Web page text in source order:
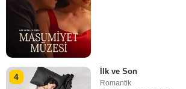
4
İlk ve Son
Romantik